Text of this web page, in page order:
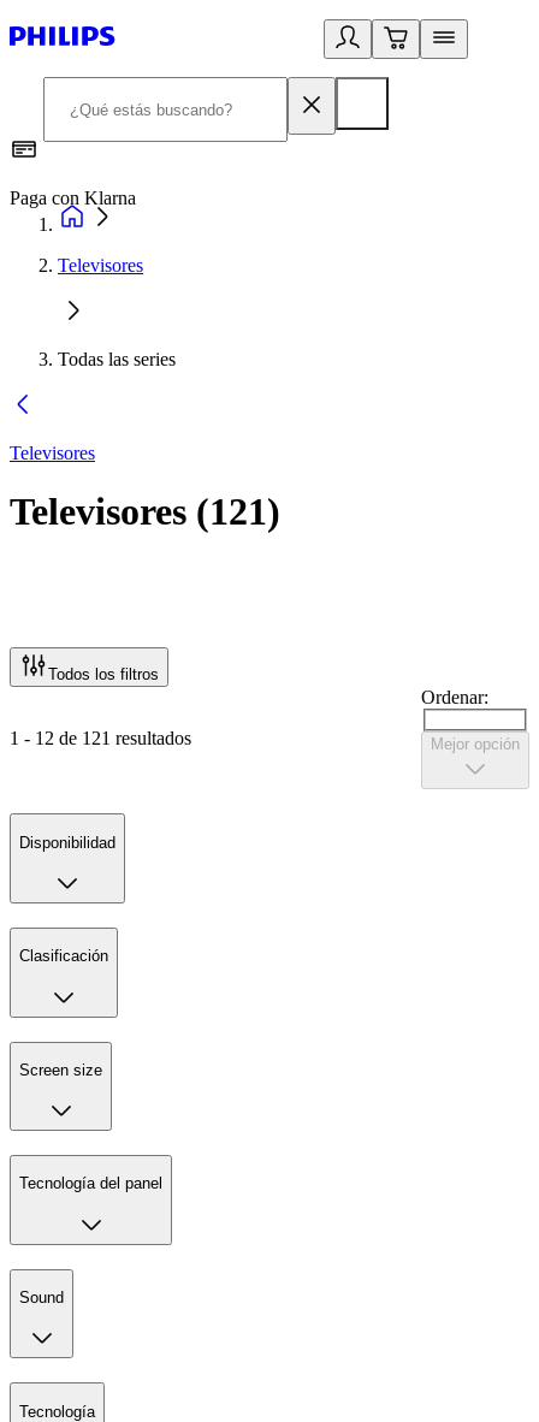
Paga con Klarna
Televisores
Todas las series
Televisores
Televisores (121)
Todos los filtros
1 - 12 de 121 resultados
Ordenar:
Mejor opción
Disponibilidad
Clasificación
Screen size
Tecnología del panel
Sound
Tecnología